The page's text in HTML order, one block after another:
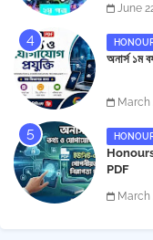
June
অনার্স ১ম
March
Honours
PDF
March